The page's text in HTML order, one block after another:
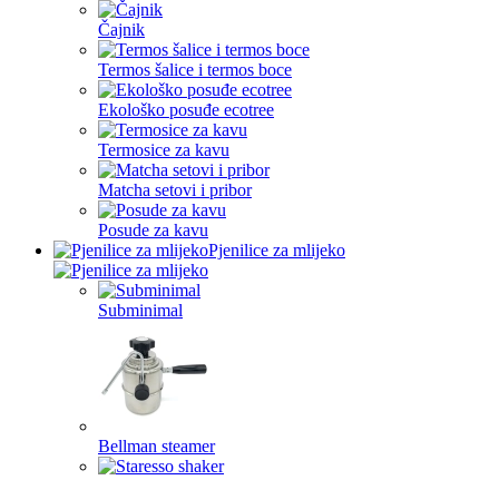
Čajnik
Termos šalice i termos boce
Ekološko posuđe ecotree
Termosice za kavu
Matcha setovi i pribor
Posude za kavu
Pjenilice za mlijeko
Subminimal
Bellman steamer